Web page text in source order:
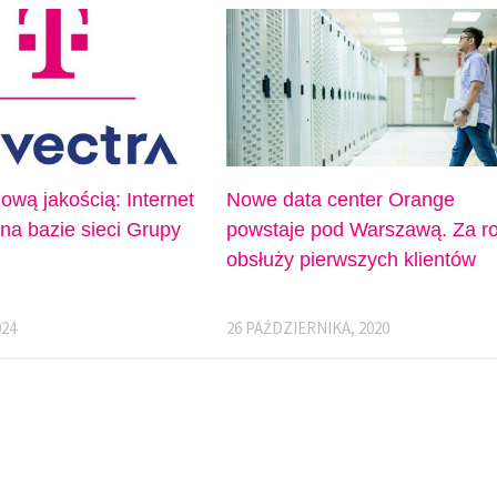
jakością: Internet
bazie sieci Grupy
Nowe data center Orange
powstaje pod Warszawą. Za
obsłuży pierwszych klientów
26 PAŹDZIERNIKA, 2020